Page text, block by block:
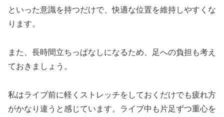
といった意識を持つだけで、快適な位置を維持しやすくな
ります。
また、長時間立ちっぱなしになるため、足への負担も考え
ておきましょう。
私はライブ前に軽くストレッチをしておくだけでも疲れ方
がかなり違うと感じています。ライブ中も片足ずつ重心を